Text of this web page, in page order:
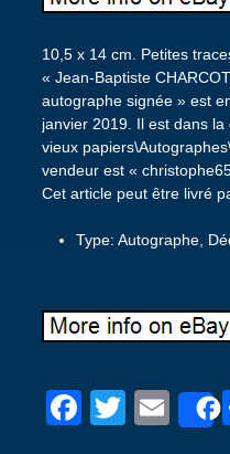
10,5 x 14 cm. Petites
« Jean-Baptiste
autographe signée » est
janvier 2019. Il est dans
vieux
vendeur est «
Cet article peut être livré
Type: Autographe,
F
T
E